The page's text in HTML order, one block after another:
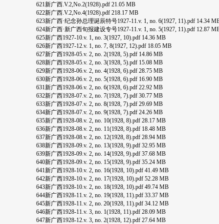
621新广西.V.2,No.2(1928).pdf 21.05 MB
622新广西.V.2,No.4(1928).pdf 218.17 MB
623新广西·纪念孙总理诞辰特号1927-11.v. 1, no. 6(1927, 11).pdf 14.34
624新广西·新广西旬报建设专号1927-11.v. 1, no. 5(1927, 11).pdf 12.87
625新广西1927-10.v. 1, no. 3(1927, 10).pdf 14.36 MB
626新广西1927-12.v. 1, no. 7, 8(1927, 12).pdf 18.05 MB
627新广西1928-05.v. 2, no. 2(1928, 5).pdf 14.86 MB
628新广西1928-05.v. 2, no. 3(1928, 5).pdf 15.08 MB
629新广西1928-06.v. 2, no. 4(1928, 6).pdf 28.75 MB
630新广西1928-06.v. 2, no. 5(1928, 6).pdf 16.90 MB
631新广西1928-06.v. 2, no. 6(1928, 6).pdf 22.92 MB
632新广西1928-07.v. 2, no. 7(1928, 7).pdf 30.77 MB
633新广西1928-07.v. 2, no. 8(1928, 7).pdf 29.69 MB
634新广西1928-07.v. 2, no. 9(1928, 7).pdf 24.26 MB
635新广西1928-08.v. 2, no. 10(1928, 8).pdf 28.17 MB
636新广西1928-08.v. 2, no. 11(1928, 8).pdf 18.48 MB
637新广西1928-08.v. 2, no. 12(1928, 8).pdf 28.94 MB
638新广西1928-09.v. 2, no. 13(1928, 9).pdf 32.95 MB
639新广西1928-09.v. 2, no. 14(1928, 9).pdf 37.68 MB
640新广西1928-09.v. 2, no. 15(1928, 9).pdf 35.24 MB
641新广西1928-10.v. 2, no. 16(1928, 10).pdf 41.49 MB
642新广西1928-10.v. 2, no. 17(1928, 10).pdf 52.28 MB
643新广西1928-10.v. 2, no. 18(1928, 10).pdf 49.74 MB
644新广西1928-11.v. 2, no. 19(1928, 11).pdf 33.37 MB
645新广西1928-11.v. 2, no. 20(1928, 11).pdf 34.12 MB
646新广西1928-11.v. 3, no. 1(1928, 11).pdf 28.09 MB
647新广西1928-12.v. 3, no. 2(1928, 12).pdf 27.64 MB